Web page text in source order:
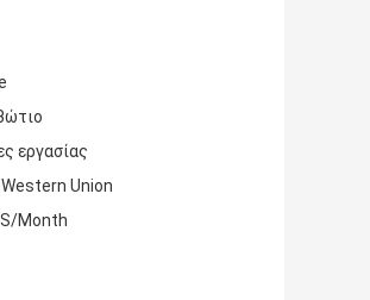
εργασίας
Union
Month